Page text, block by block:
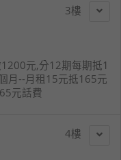
3
元,分12期每期抵1
月--月租15元抵165元
元話費
4